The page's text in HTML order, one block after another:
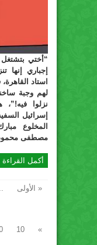
“أختي
إجباري إنها
استاد
لهم وجبة
نزلوا
إسرائيل
المخلوع
مصطفى محمود
أكمل القراءة
« الأولى
»
10